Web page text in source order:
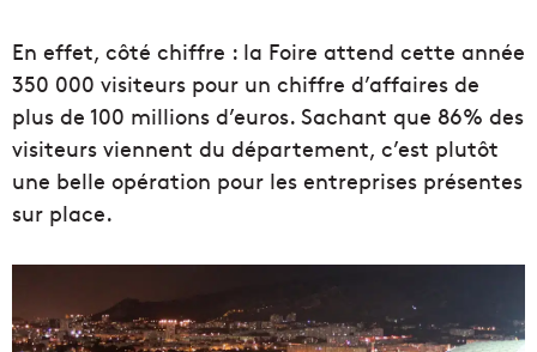
En effet, côté chiffre : la Foire attend cette année
350 000 visiteurs pour un chiffre d’affaires de
plus de 100 millions d’euros. Sachant que 86% des
visiteurs viennent du département, c’est plutôt
une belle opération pour les entreprises présentes
sur place.